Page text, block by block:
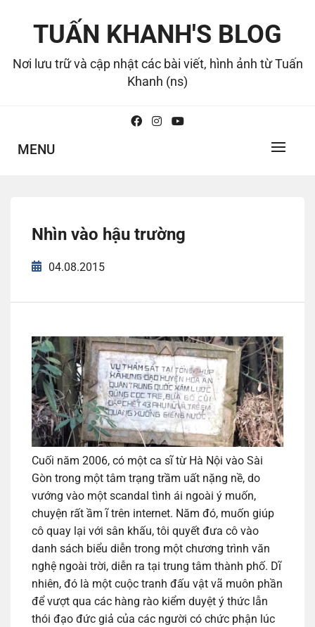
TUẤN KHANH'S BLOG
Nơi lưu trữ và cập nhật các bài viết, hình ảnh từ Tuấn
Khanh (ns)
MENU
Nhìn vào hậu trường
04.08.2015
Cuối năm 2006, có một ca sĩ từ Hà Nội vào Sài
Gòn trong một tâm trạng trầm uất nặng nề, do
vướng vào một scandal tình ái ngoài ý muốn,
chuyện rất ầm ĩ trên internet. Năm đó, muốn giúp
cô quay lại với sân khấu, tôi quyết đưa cô vào
danh sách biểu diễn trong một chương trình văn
nghệ ngoài trời, diễn ra tại trung tâm thành phố. Dĩ
nhiên, đó là một cuộc tranh đấu vật vã muôn phần
để vượt qua các hàng rào kiểm duyệt ý thức lẫn
thói đạo đức giả của các người có chức phận lúc